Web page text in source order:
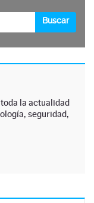
la actualidad
seguridad,